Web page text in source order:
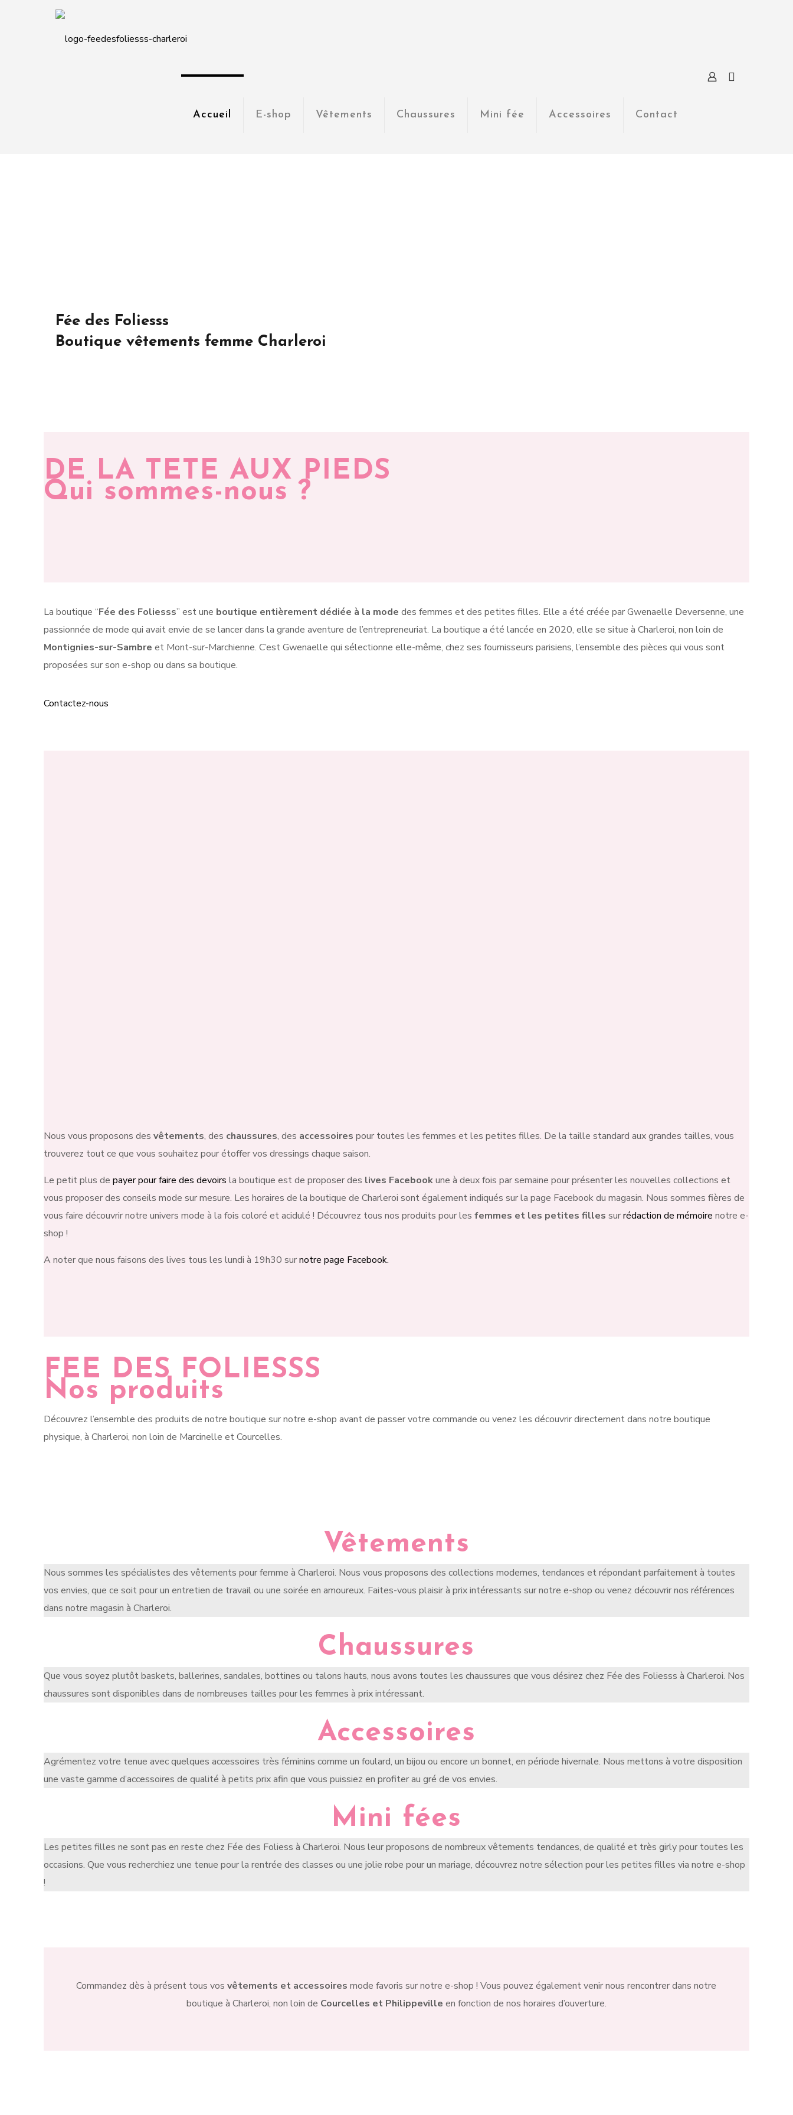
Accueil E-shop Vêtements Chaussures Mini fée Accessoires Contact
Fée des Foliesss
Boutique vêtements femme Charleroi
DE LA TETE AUX PIEDS
Qui sommes-nous ?
La boutique “Fée des Foliesss” est une boutique entièrement dédiée à la mode des femmes et des petites filles. Elle a été créée par Gwenaelle Deversenne, une
passionnée de mode qui avait envie de se lancer dans la grande aventure de l’entrepreneuriat. La boutique a été lancée en 2020, elle se situe à Charleroi, non loin de
Montignies-sur-Sambre et Mont-sur-Marchienne. C’est Gwenaelle qui sélectionne elle-même, chez ses fournisseurs parisiens, l’ensemble des pièces qui vous sont
proposées sur son e-shop ou dans sa boutique.
Contactez-nous
Nous vous proposons desvêtements, des chaussures, des accessoires pour toutes les femmes et les petites filles. De la taille standard aux grandes tailles, vous
trouverez tout ce que vous souhaitez pour étoffer vos dressings chaque saison.
Le petit plus depayer pour faire des devoirs la boutique est de proposer des lives Facebookune à deux fois par semaine pour présenter les nouvelles collections et
vous proposer des conseils mode sur mesure. Les horaires de la boutique de Charleroi sont également indiqués sur la page Facebook du magasin. Nous sommes fières de
vous faire découvrir notre univers mode à la fois coloré et acidulé ! Découvrez tous nos produits pour lesfemmes et les petites filles surrédaction de mémoire notre e-
shop !
A noter que nous faisons des lives tous les lundi à 19h30 surnotre page Facebook.
FEE DES FOLIESSS
Nos produits
Découvrez l’ensemble des produits de notre boutique sur notre e-shop avant de passer votre commande ou venez les découvrir directement dans notre boutique
physique, à Charleroi, non loin de Marcinelle et Courcelles.
Vêtements
Nous sommes les spécialistes des vêtements pour femme à Charleroi. Nous vous proposons des collections modernes, tendances et répondant parfaitement à toutes
vos envies, que ce soit pour un entretien de travail ou une soirée en amoureux. Faites-vous plaisir à prix intéressants sur notre e-shop ou venez découvrir nos références
dans notre magasin à Charleroi.
Chaussures
Que vous soyez plutôt baskets, ballerines, sandales, bottines ou talons hauts, nous avons toutes les chaussures que vous désirez chez Fée des Foliesss à Charleroi. Nos
chaussures sont disponibles dans de nombreuses tailles pour les femmes à prix intéressant.
Accessoires
Agrémentez votre tenue avec quelques accessoires très féminins comme un foulard, un bijou ou encore un bonnet, en période hivernale. Nous mettons à votre disposition
une vaste gamme d’accessoires de qualité à petits prix afin que vous puissiez en profiter au gré de vos envies.
Mini fées
Les petites filles ne sont pas en reste chez Fée des Foliess à Charleroi. Nous leur proposons de nombreux vêtements tendances, de qualité et très girly pour toutes les
occasions. Que vous recherchiez une tenue pour la rentrée des classes ou une jolie robe pour un mariage, découvrez notre sélection pour les petites filles via notre e-shop
!
Commandez dès à présent tous vosvêtements et accessoires mode favoris sur notre e-shop ! Vous pouvez également venir nous rencontrer dans notre
boutique à Charleroi, non loin de Courcelles et Philippeville en fonction de nos horaires d’ouverture.